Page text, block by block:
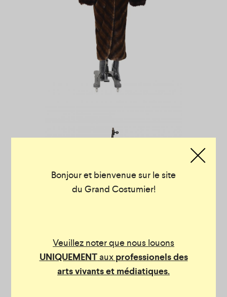
Bonjour et bienvenue sur le site
du Grand Costumier!
Veuillez noter que nous louons
UNIQUEMENTaux professionels des
arts vivants et médiatiques.